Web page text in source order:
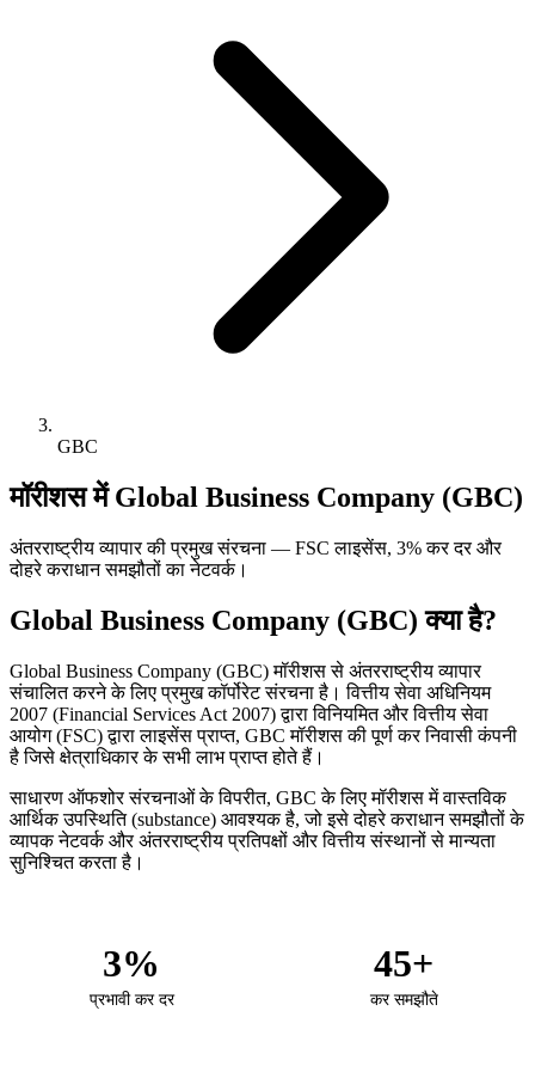
GBC
मॉरीशस में Global Business Company (GBC)
अंतरराष्ट्रीय व्यापार की प्रमुख संरचना — FSC लाइसेंस, 3% कर दर और
दोहरे कराधान समझौतों का नेटवर्क।
Global Business Company (GBC) क्या है?
Global Business Company (GBC) मॉरीशस से अंतरराष्ट्रीय व्यापार
संचालित करने के लिए प्रमुख कॉर्पोरेट संरचना है। वित्तीय सेवा अधिनियम
2007 (Financial Services Act 2007) द्वारा विनियमित और वित्तीय सेवा
आयोग (FSC) द्वारा लाइसेंस प्राप्त, GBC मॉरीशस की पूर्ण कर निवासी कंपनी
है जिसे क्षेत्राधिकार के सभी लाभ प्राप्त होते हैं।
साधारण ऑफशोर संरचनाओं के विपरीत, GBC के लिए मॉरीशस में वास्तविक
आर्थिक उपस्थिति (substance) आवश्यक है, जो इसे दोहरे कराधान समझौतों के
व्यापक नेटवर्क और अंतरराष्ट्रीय प्रतिपक्षों और वित्तीय संस्थानों से मान्यता
सुनिश्चित करता है।
3%
प्रभावी कर दर
45+
कर समझौते